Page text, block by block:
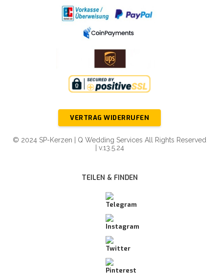
VERTRAG WIDERRUFEN
© 2024 SP-Kerzen | Q Wedding Services All Rights Reserved
| v.13.5.24
TEILEN & FINDEN